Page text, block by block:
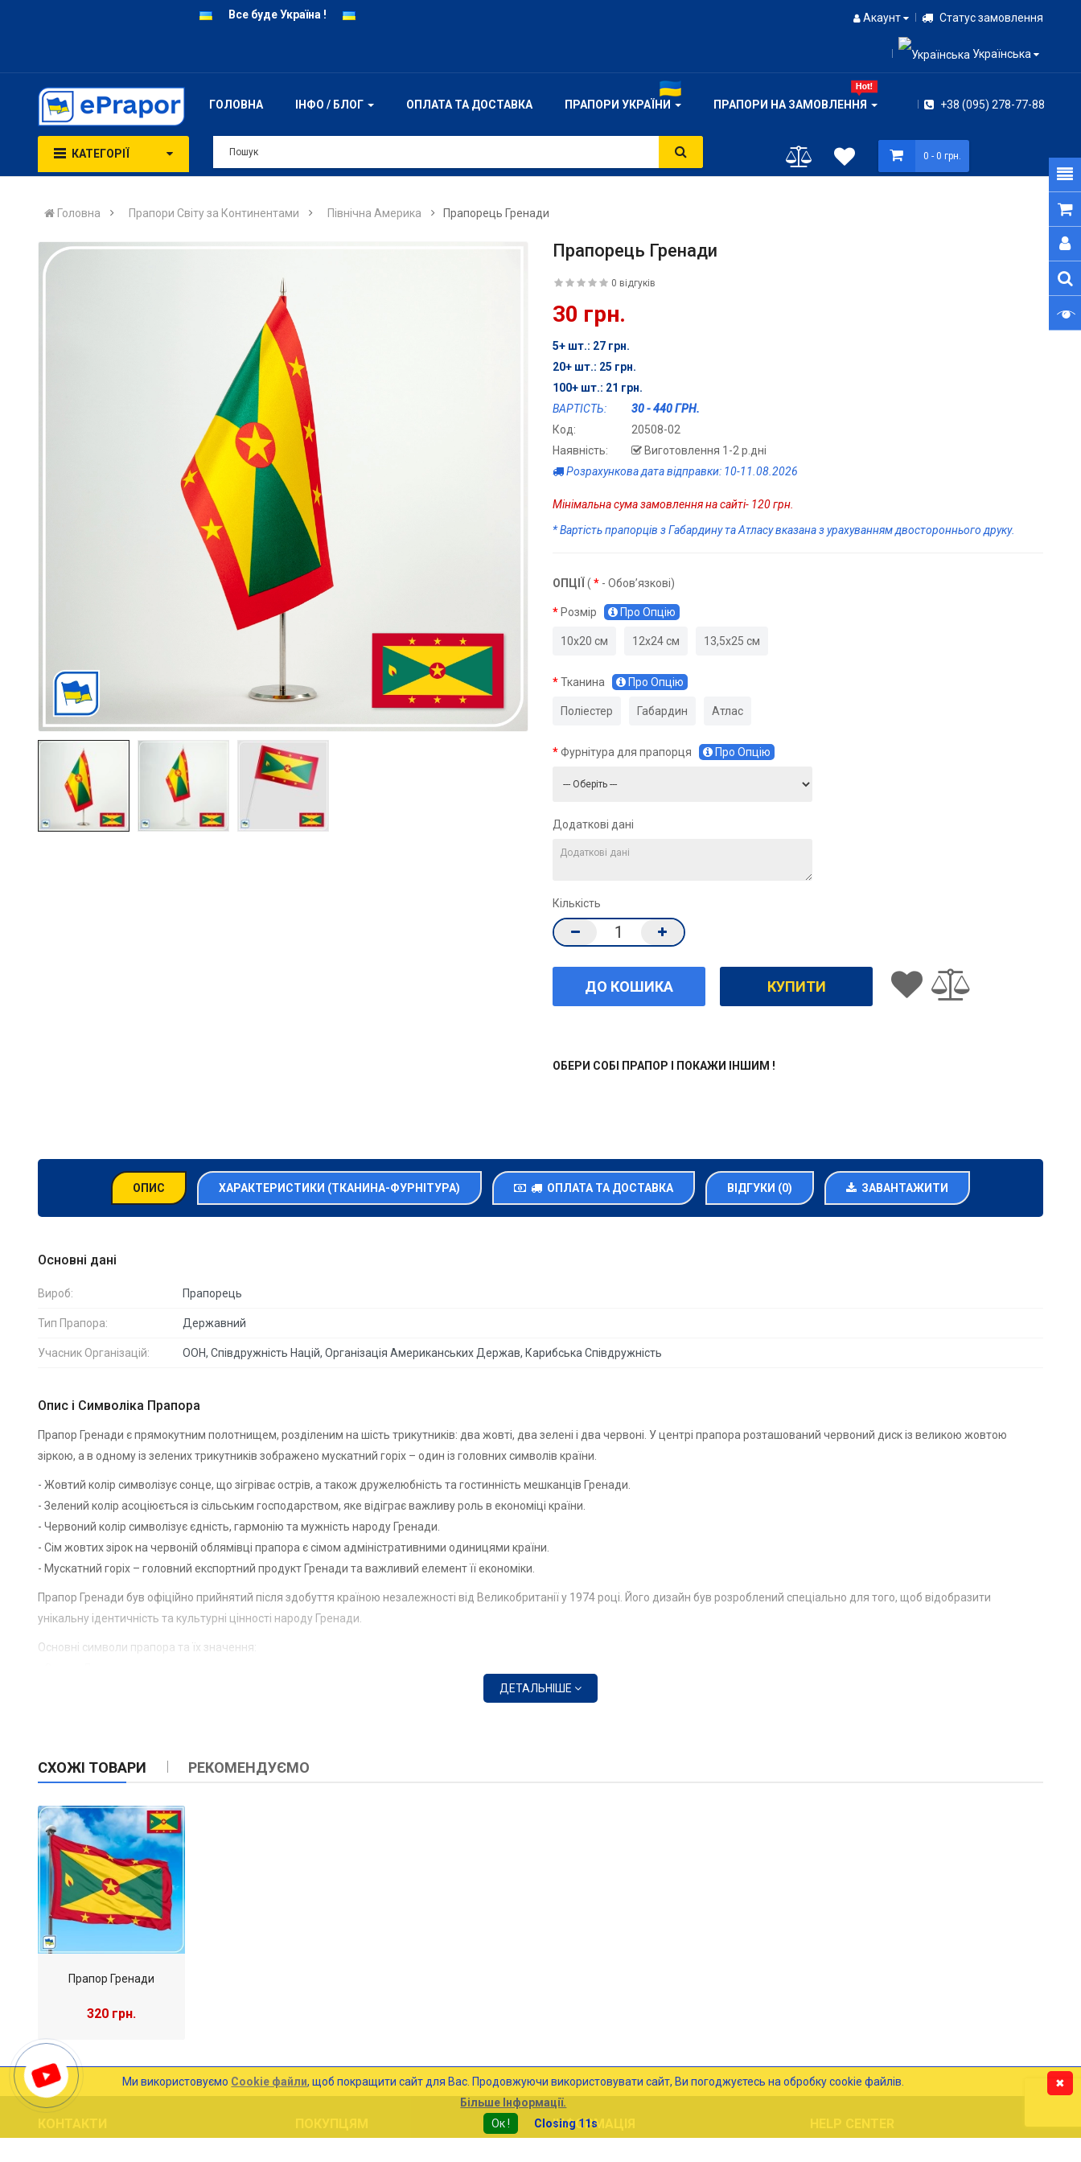
Все буде Україна ! Акаунт Статус замовлення
Українська
ГОЛОВНА ІНФО / БЛОГ ОПЛАТА ТА ДОСТАВКА ПРАПОРИ УКРАЇНИ ПРАПОРИ НА ЗАМОВЛЕННЯ +38 (095) 278-77-88
КАТЕГОРІЇ 0 - 0 грн.
Головна Прапори Світу за Континентами Північна Америка Прапорець Гренади
Прапорець Гренади
0 відгуків
30 грн.
5+ шт.: 27 грн.
20+ шт.: 25 грн.
100+ шт.: 21 грн.
ВАРТІСТЬ:
30 - 440 ГРН.
Код:
20508-02
Наявність:
Виготовлення 1-2 р.дні
Розрахункова дата відправки: 10-11.08.2026
Мінімальна сума замовлення на сайті- 120 грн.
* Вартість прапорців з Габардину та Атласу вказана з урахуванням двостороннього друку.
ОПЦІЇ ( * - Обов’язкові)
Розмір Про Опцію
10х20 см 12х24 см 13,5х25 см
Тканина Про Опцію
Поліестер Габардин Атлас
Фурнітура для прапорця Про Опцію
Додаткові дані
Кількість
ОБЕРИ СОБІ ПРАПОР І ПОКАЖИ ІНШИМ !
ОПИС ХАРАКТЕРИСТИКИ (ТКАНИНА-ФУРНІТУРА) ОПЛАТА ТА ДОСТАВКА ВІДГУКИ (0) ЗАВАНТАЖИТИ
Основні дані
Вироб: Прапорець
Тип Прапора: Державний
Учасник Організацій: ООН, Співдружність Націй, Організація Американських Держав, Карибська Співдружність
Опис і Символіка Прапора
Прапор Гренади є прямокутним полотнищем, розділеним на шість трикутників: два жовті, два зелені і два червоні. У центрі прапора розташований червоний диск із великою жовтою
зіркою, а в одному із зелених трикутників зображено мускатний горіх – один із головних символів країни.
- Жовтий колір символізує сонце, що зігріває острів, а також дружелюбність та гостинність мешканців Гренади.
- Зелений колір асоціюється із сільським господарством, яке відіграє важливу роль в економіці країни.
- Червоний колір символізує єдність, гармонію та мужність народу Гренади.
- Сім жовтих зірок на червоній облямівці прапора є сімом адміністративними одиницями країни.
- Мускатний горіх – головний експортний продукт Гренади та важливий елемент її економіки.
Прапор Гренади був офіційно прийнятий після здобуття країною незалежності від Великобританії у 1974 році. Його дизайн був розроблений спеціально для того, щоб відобразити
унікальну ідентичність та культурні цінності народу Гренади.
Основні символи прапора та їх значення:
- Земля: Зелений колір символізує родючу землю та сільське господарство, основу економіки Гренади.
ДЕТАЛЬНІШЕ
СХОЖІ ТОВАРИ РЕКОМЕНДУЄМО
Прапор Гренади
320 грн.
КОНТАКТИ ПОКУПЦЯМ ІНФОРМАЦІЯ HELP CENTER
Ми використовуємо Cookie файли, щоб покращити сайт для Вас. Продовжуючи використовувати сайт, Ви погоджуєтесь на обробку cookie файлів.
Більше Інформації.
Ок !
Closing 10s
✖